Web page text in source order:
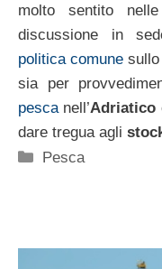
molto sentito
discussione in
politica comune
sia per
pesca nell’Adriatico
dare tregua agli
Categorie
Pesca